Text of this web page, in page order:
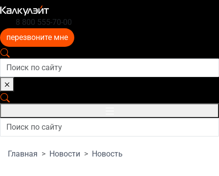
8 800 555-70-00
перезвоните мне
Главная Новости Новость